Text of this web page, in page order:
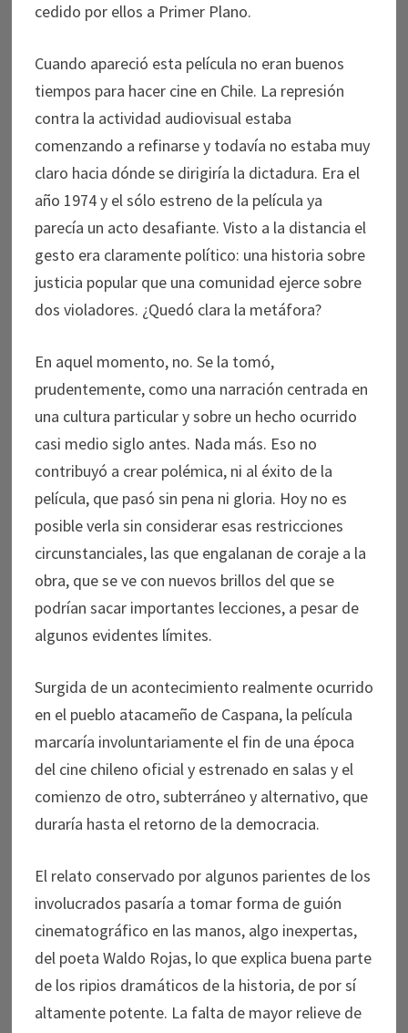
cedido por ellos a Primer Plano.
Cuando apareció esta película no eran buenos
tiempos para hacer cine en Chile. La represión
contra la actividad audiovisual estaba
comenzando a refinarse y todavía no estaba muy
claro hacia dónde se dirigiría la dictadura. Era el
año 1974 y el sólo estreno de la película ya
parecía un acto desafiante. Visto a la distancia el
gesto era claramente político: una historia sobre
justicia popular que una comunidad ejerce sobre
dos violadores. ¿Quedó clara la metáfora?
En aquel momento, no. Se la tomó,
prudentemente, como una narración centrada en
una cultura particular y sobre un hecho ocurrido
casi medio siglo antes. Nada más. Eso no
contribuyó a crear polémica, ni al éxito de la
película, que pasó sin pena ni gloria. Hoy no es
posible verla sin considerar esas restricciones
circunstanciales, las que engalanan de coraje a la
obra, que se ve con nuevos brillos del que se
podrían sacar importantes lecciones, a pesar de
algunos evidentes límites.
Surgida de un acontecimiento realmente ocurrido
en el pueblo atacameño de Caspana, la película
marcaría involuntariamente el fin de una época
del cine chileno oficial y estrenado en salas y el
comienzo de otro, subterráneo y alternativo, que
duraría hasta el retorno de la democracia.
El relato conservado por algunos parientes de los
involucrados pasaría a tomar forma de guión
cinematográfico en las manos, algo inexpertas,
del poeta Waldo Rojas, lo que explica buena parte
de los ripios dramáticos de la historia, de por sí
altamente potente. La falta de mayor relieve de